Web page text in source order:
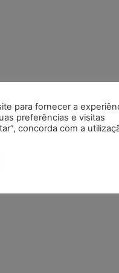
para fornecer a
preferências e visitas
concorda com a